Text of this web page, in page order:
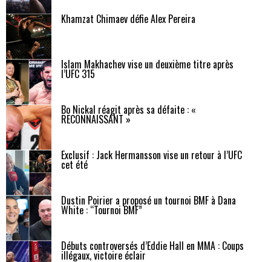
Khamzat Chimaev défie Alex Pereira
Islam Makhachev vise un deuxième titre après
l’UFC 315
Bo Nickal réagit après sa défaite : «
RECONNAISSANT »
Exclusif : Jack Hermansson vise un retour à l’UFC
cet été
Dustin Poirier a proposé un tournoi BMF à Dana
White : “Tournoi BMF”
Débuts controversés d’Eddie Hall en MMA : Coups
illégaux, victoire éclair